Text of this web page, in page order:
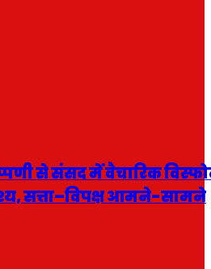
से संसद में वैचारिक
सत्ता–विपक्ष आमने-सामने